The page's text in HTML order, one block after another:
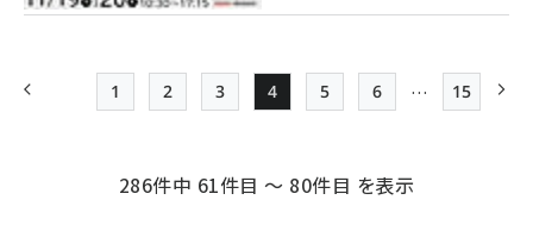
ジ
前ページ 先頭ページ
1
Page
2
Page
3
Page
4
Page
5
Page
6 …
最終ペ
15
286件中 61件目 ～ 80件目 を表示